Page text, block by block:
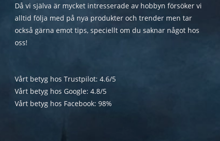
Då vi själva är mycket intresserade av hobbyn försöker vi
alltid följa med på nya produkter och trender men tar
också gärna emot tips, speciellt om du saknar något hos
oss!
Vårt betyg hos Trustpilot: 4.6/5
Vårt betyg hos Google: 4.8/5
Vårt betyg hos Facebook: 98%